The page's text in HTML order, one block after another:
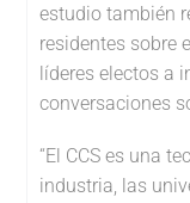
estudio también
residentes sobre
líderes electos a
conversaciones
“El CCS es una
industria, las